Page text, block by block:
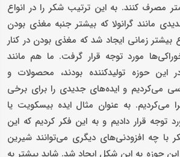
مصرف کنند. به این ترتیب شکر را در انواع
مانند گرانولا که بیشتر جنبه مغذی بودن
بیشتر زمانی ایجاد شد که مغذی بودن در کنار
مورد توجه قرار گرفت. ما هم مانند
این حوزه تولید‌کننده بودند، محصولات و
می‌کردیم و ایده‌های جدیدی را برای برخی
می‌کردیم. به عنوان مثال ایده بیسکویت یا
توجه قرار دادیم و به این فکر کردیم که این
با چه افزودنی‌های دیگری می‌توانند شیرین
حوزه به این شکل ایجاد شد. شاید پیشتر به